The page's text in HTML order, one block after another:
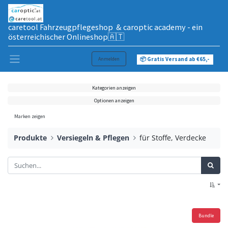
caretool Fahrzeugpflegeshop & caroptic academy - ein
österreichischer Onlineshop🇦🇹
Anmelden 📦 Gratis Versand ab €65,-
Kategorien anzeigen
Optionen anzeigen
Marken zeigen
Produkte Versiegeln & Pflegen für Stoffe, Verdecke
Bundle